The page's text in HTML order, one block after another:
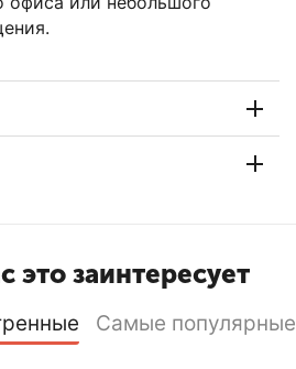
это заинтересует
Самые популярные